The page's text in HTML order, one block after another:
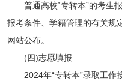
普通高校“专转本”的考生报
报考条件、学籍管理的有关规
网站公布。
(四)志愿填报
2024年“专转本”录取工作按